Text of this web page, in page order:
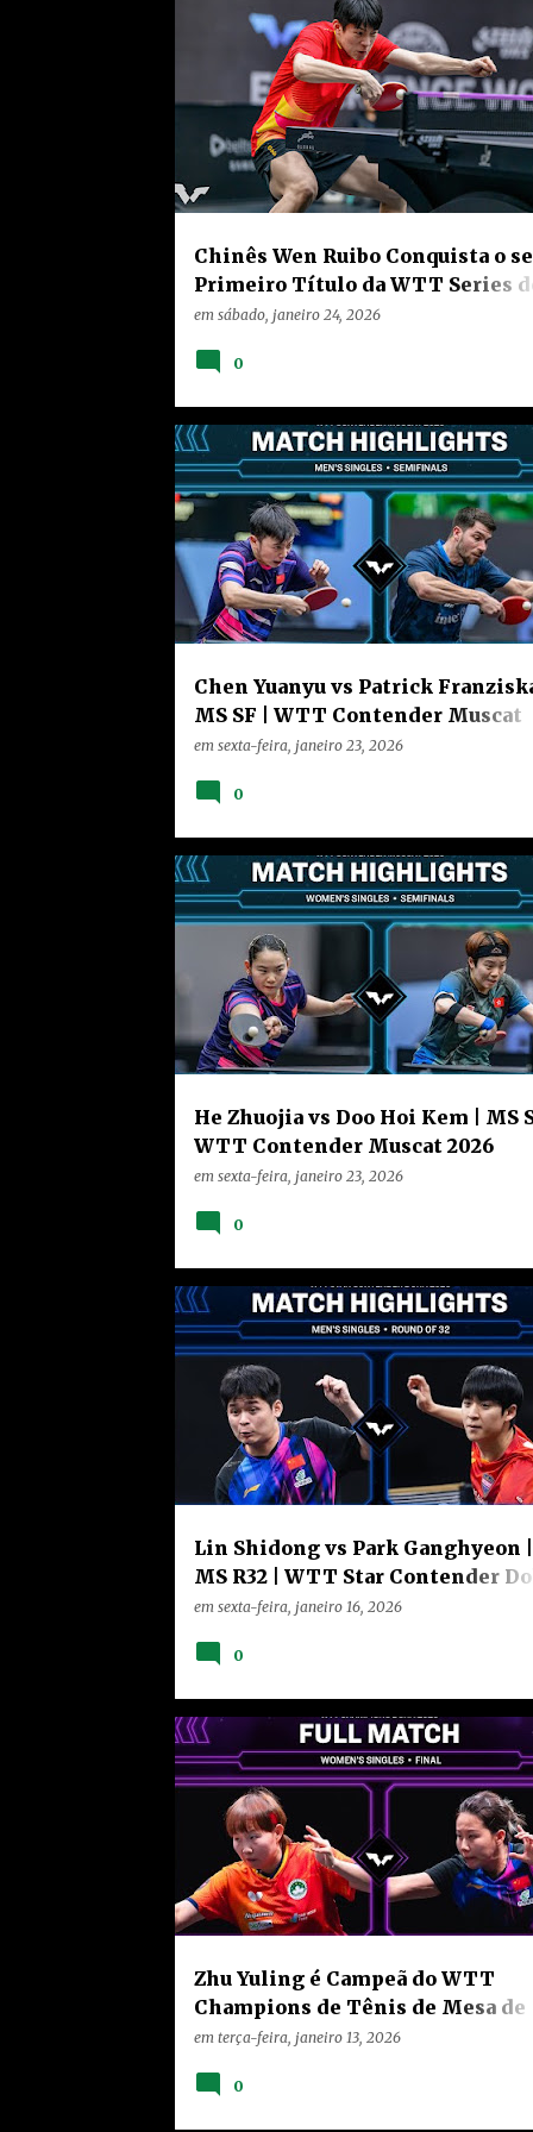
n
s
Chinês Wen Ruibo Conquista o se
Primeiro Título da WTT Series
Tênis de Mesa em Muscat - Omã
em sábado, janeiro 24, 2026
HOME NOTÍCIAS RANKING
VÍDEOS
0
Chen Yuanyu vs Patrick Franziska
MS SF | WTT Contender Muscat
2026
em sexta-feira, janeiro 23, 2026
CHINA HOME NOTÍCIAS RANKING
0
He Zhuojia vs Doo Hoi Kem | MS
WTT Contender Muscat 2026
em sexta-feira, janeiro 23, 2026
CHINA HOME NOTÍCIAS RANKING
0
Lin Shidong vs Park Ganghyeon |
MS R32 | WTT Star Contender
2026
em sexta-feira, janeiro 16, 2026
CHINA HOME VÍDEOS
0
Zhu Yuling é Campeã do WTT
Champions de Tênis de Mesa de
Doha 2026
em terça-feira, janeiro 13, 2026
CHINA HOME NOTÍCIAS RANKING
VÍDEOS
0